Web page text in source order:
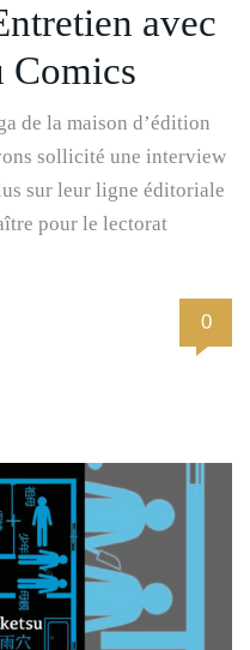
avec
Comics
de la maison d’édition
sollicité une interview
sur leur ligne éditoriale
pour le lectorat
0